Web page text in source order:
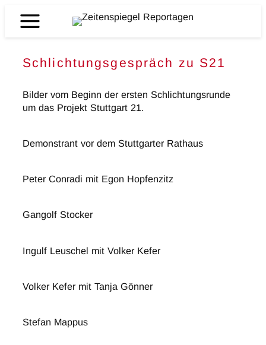
Inhalt
Zeitenspiegel
Schlichtungsgespräch zu S21
Bilder vom Beginn der ersten Schlichtungsrunde
um das Projekt Stuttgart 21.
Demonstrant vor dem Stuttgarter Rathaus
Peter Conradi mit Egon Hopfenzitz
Gangolf Stocker
Ingulf Leuschel mit Volker Kefer
Volker Kefer mit Tanja Gönner
Stefan Mappus